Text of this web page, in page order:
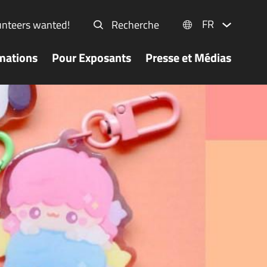
wanted! Recherche FR
Pour Exposants Presse et Médias